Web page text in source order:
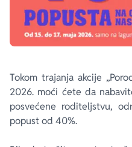
Tokom trajanja akcije
2026. moći ćete da
posvećene roditeljstvu,
popust od 40%.